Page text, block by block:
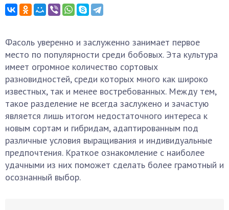
Фасоль уверенно и заслуженно занимает первое
место по популярности среди бобовых. Эта культура
имеет огромное количество сортовых
разновидностей, среди которых много как широко
известных, так и менее востребованных. Между тем,
такое разделение не всегда заслужено и зачастую
является лишь итогом недостаточного интереса к
новым сортам и гибридам, адаптированным под
различные условия выращивания и индивидуальные
предпочтения. Краткое ознакомление с наиболее
удачными из них поможет сделать более грамотный и
осознанный выбор.